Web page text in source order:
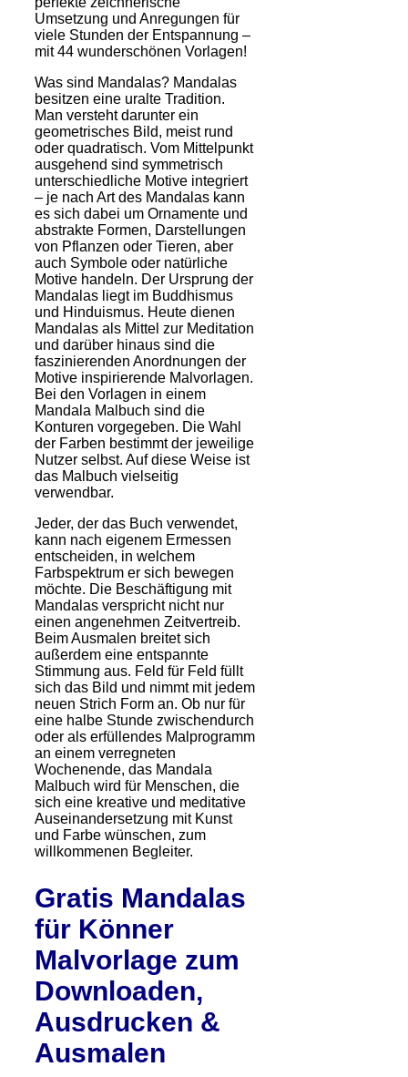
Umsetzung und Anregungen für
viele Stunden der Entspannung –
mit 44 wunderschönen Vorlagen!
Was sind Mandalas? Mandalas
besitzen eine uralte Tradition.
Man versteht darunter ein
geometrisches Bild, meist rund
oder quadratisch. Vom Mittelpunkt
ausgehend sind symmetrisch
unterschiedliche Motive integriert
– je nach Art des Mandalas kann
es sich dabei um Ornamente und
abstrakte Formen, Darstellungen
von Pflanzen oder Tieren, aber
auch Symbole oder natürliche
Motive handeln. Der Ursprung der
Mandalas liegt im Buddhismus
und Hinduismus. Heute dienen
Mandalas als Mittel zur Meditation
und darüber hinaus sind die
faszinierenden Anordnungen der
Motive inspirierende Malvorlagen.
Bei den Vorlagen in einem
Mandala Malbuch sind die
Konturen vorgegeben. Die Wahl
der Farben bestimmt der jeweilige
Nutzer selbst. Auf diese Weise ist
das Malbuch vielseitig
verwendbar.
Jeder, der das Buch verwendet,
kann nach eigenem Ermessen
entscheiden, in welchem
Farbspektrum er sich bewegen
möchte. Die Beschäftigung mit
Mandalas verspricht nicht nur
einen angenehmen Zeitvertreib.
Beim Ausmalen breitet sich
außerdem eine entspannte
Stimmung aus. Feld für Feld füllt
sich das Bild und nimmt mit jedem
neuen Strich Form an. Ob nur für
eine halbe Stunde zwischendurch
oder als erfüllendes Malprogramm
an einem verregneten
Wochenende, das Mandala
Malbuch wird für Menschen, die
sich eine kreative und meditative
Auseinandersetzung mit Kunst
und Farbe wünschen, zum
willkommenen Begleiter.
Gratis Mandalas
für Könner
Malvorlage zum
Downloaden,
Ausdrucken &
Ausmalen